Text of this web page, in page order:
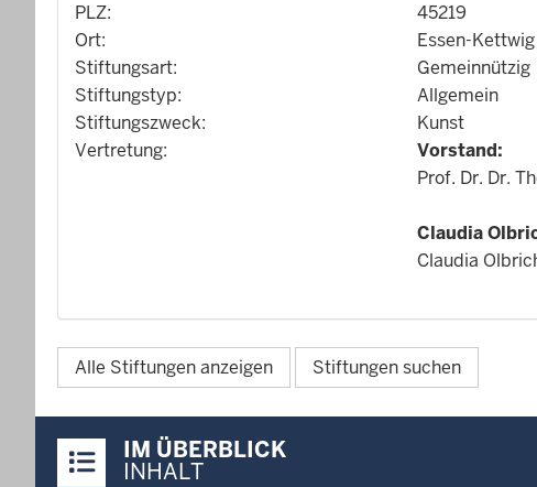
PLZ:
45219
Ort:
Essen-Kettwig
Stiftungsart:
Gemeinnützig
Stiftungstyp:
Allgemein
Stiftungszweck:
Kunst
Vertretung:
Vorstand:
Prof. Dr. Dr.
Claudia
Claudia
Alle Stiftungen anzeigen Stiftungen suchen
Inhalte
IM ÜBERBLICK
INHALT